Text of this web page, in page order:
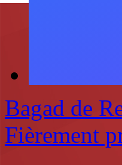
Bagad de
Fièrement